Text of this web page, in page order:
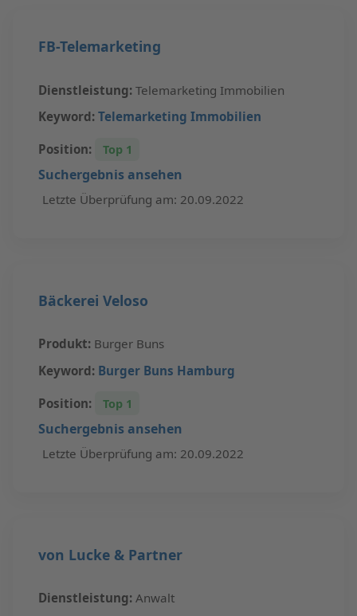
FB-Telemarketing
Dienstleistung: Telemarketing Immobilien
Keyword: Telemarketing Immobilien
Position: Top 1
Suchergebnis ansehen
Letzte Überprüfung am: 20.09.2022
Bäckerei Veloso
Produkt: Burger Buns
Keyword: Burger Buns Hamburg
Position: Top 1
Suchergebnis ansehen
Letzte Überprüfung am: 20.09.2022
von Lucke & Partner
Dienstleistung: Anwalt